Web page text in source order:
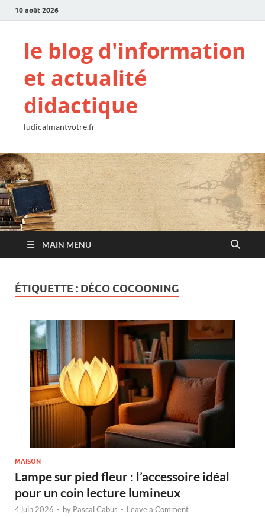
10 août 2026
le blog d'information
et actualité
didactique
ludicalmantvotre.fr
MAIN MENU
ÉTIQUETTE : DÉCO COCOONING
MAISON
Lampe sur pied fleur : l’accessoire idéal
pour un coin lecture lumineux
4 juin 2026 - by Pascal Cabus - Leave a Comment